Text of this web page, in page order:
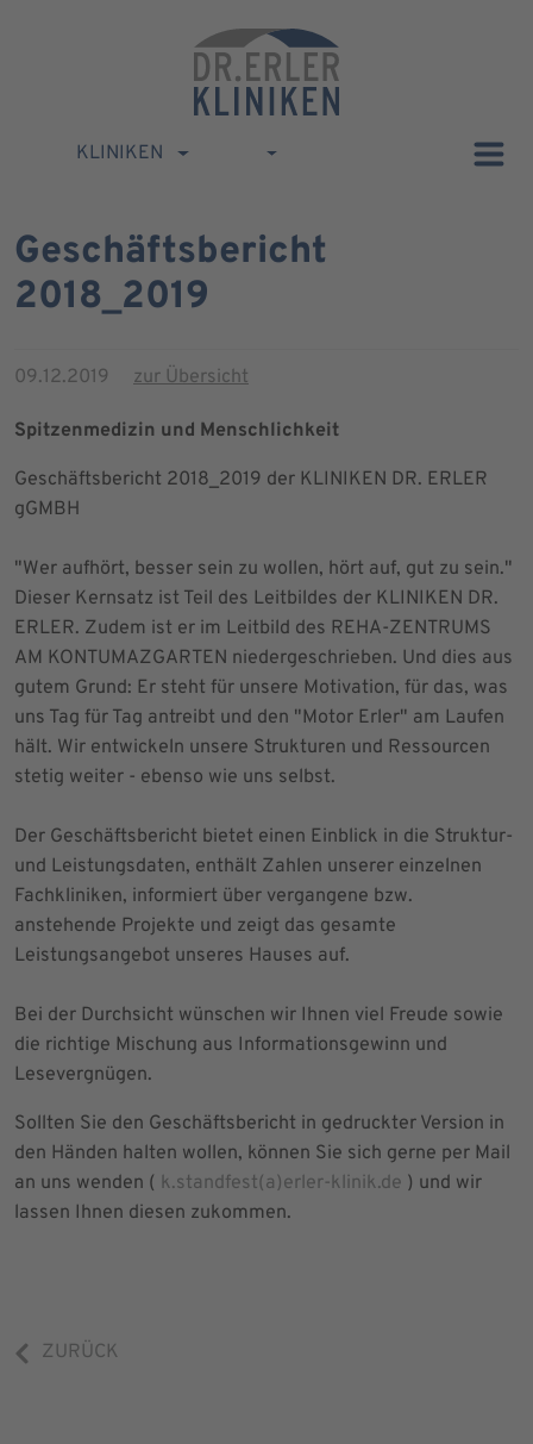
KLINIKEN
Geschäftsbericht
2018_2019
09.12.2019 zur Übersicht
Spitzenmedizin und Menschlichkeit
Geschäftsbericht 2018_2019 der KLINIKEN DR. ERLER
gGMBH
"Wer aufhört, besser sein zu wollen, hört auf, gut zu sein."
Dieser Kernsatz ist Teil des Leitbildes der KLINIKEN DR.
ERLER. Zudem ist er im Leitbild des REHA-ZENTRUMS
AM KONTUMAZGARTEN niedergeschrieben. Und dies aus
gutem Grund: Er steht für unsere Motivation, für das, was
uns Tag für Tag antreibt und den "Motor Erler" am Laufen
hält. Wir entwickeln unsere Strukturen und Ressourcen
stetig weiter - ebenso wie uns selbst.
Der Geschäftsbericht bietet einen Einblick in die Struktur-
und Leistungsdaten, enthält Zahlen unserer einzelnen
Fachkliniken, informiert über vergangene bzw.
anstehende Projekte und zeigt das gesamte
Leistungsangebot unseres Hauses auf.
Bei der Durchsicht wünschen wir Ihnen viel Freude sowie
die richtige Mischung aus Informationsgewinn und
Lesevergnügen.
Sollten Sie den Geschäftsbericht in gedruckter Version in
den Händen halten wollen, können Sie sich gerne per Mail
an uns wenden ( k.standfest(a)erler-klinik.de ) und wir
lassen Ihnen diesen zukommen.
ZURÜCK